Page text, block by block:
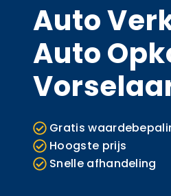
Auto
Auto
Gratis
Hoogste prijs
Snelle afhandeling